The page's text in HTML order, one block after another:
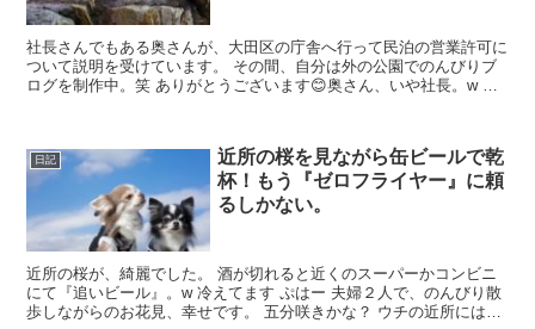
社長さんでもある奥さんが、大田区の庁舎へ行って民泊の営業許可に
ついて説明を受けています。 その間、自分は外の公園でのんびりブ
ログを制作中。笑 ありがとうございます😊奥さん、いや社長。w 今
日記
近所の桜を見ながら缶ビールで乾
杯！もう『ゼロフライヤー』に頼
るしかない。
近所の桜が、綺麗でした。 酒が切れると近くのスーパーかコンビニ
にて『追いビール』。w 冷えてます ぷはー 夫婦２人で、のんびり散
歩しながらのお花見、幸せです。 五分咲きかな？ ウチの近所には桜